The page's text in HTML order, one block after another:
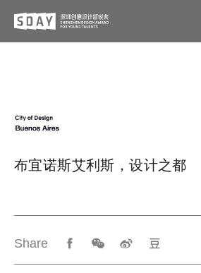
布宜诺斯艾利斯，设计之都
Share